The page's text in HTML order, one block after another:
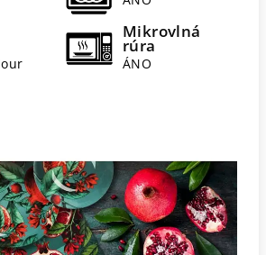
Mikrovlná
rúra
ÁNO